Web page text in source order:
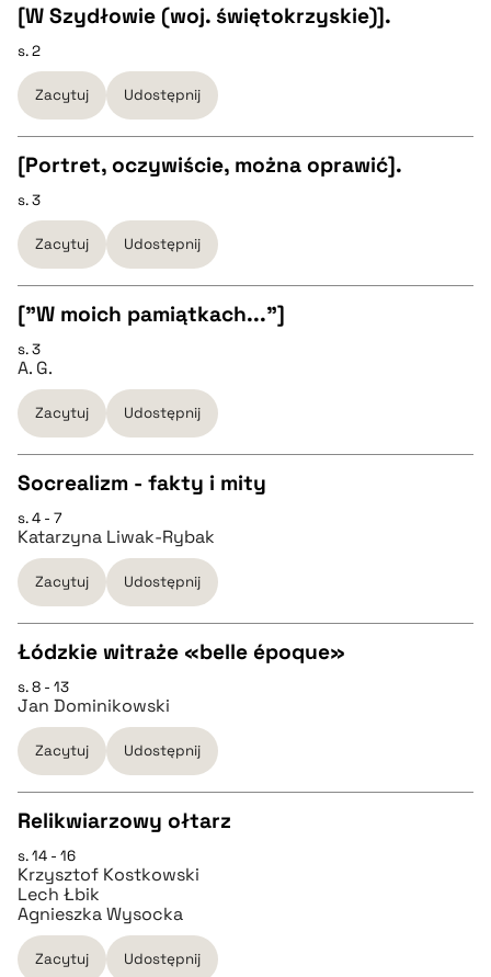
BIBTEX
pobierz cytat
CZYSTY TEKST
pobierz cytat
BIBTEX
pobierz cytat
[W Szydłowie (woj. świętokrzyskie)].
s. 2
Zacytuj Udostępnij
CZYSTY TEKST
pobierz cytat
BIBTEX
pobierz cytat
[Portret, oczywiście, można oprawić].
s. 3
Zacytuj Udostępnij
CZYSTY TEKST
pobierz cytat
BIBTEX
pobierz cytat
["W moich pamiątkach..."]
s. 3
A. G.
Zacytuj Udostępnij
CZYSTY TEKST
pobierz cytat
BIBTEX
pobierz cytat
Socrealizm - fakty i mity
s. 4 - 7
Katarzyna Liwak-Rybak
Zacytuj Udostępnij
CZYSTY TEKST
pobierz cytat
BIBTEX
pobierz cytat
Łódzkie witraże «belle époque»
s. 8 - 13
Jan Dominikowski
Zacytuj Udostępnij
CZYSTY TEKST
pobierz cytat
Relikwiarzowy ołtarz
s. 14 - 16
Krzysztof Kostkowski
Lech Łbik
Agnieszka Wysocka
Zacytuj Udostępnij